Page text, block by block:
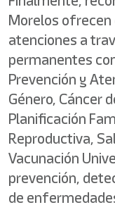
Morelos
atenciones a
permanentes
Prevención y
Género, Cáncer
Planificación
Reproductiva,
Vacunación
prevención,
de